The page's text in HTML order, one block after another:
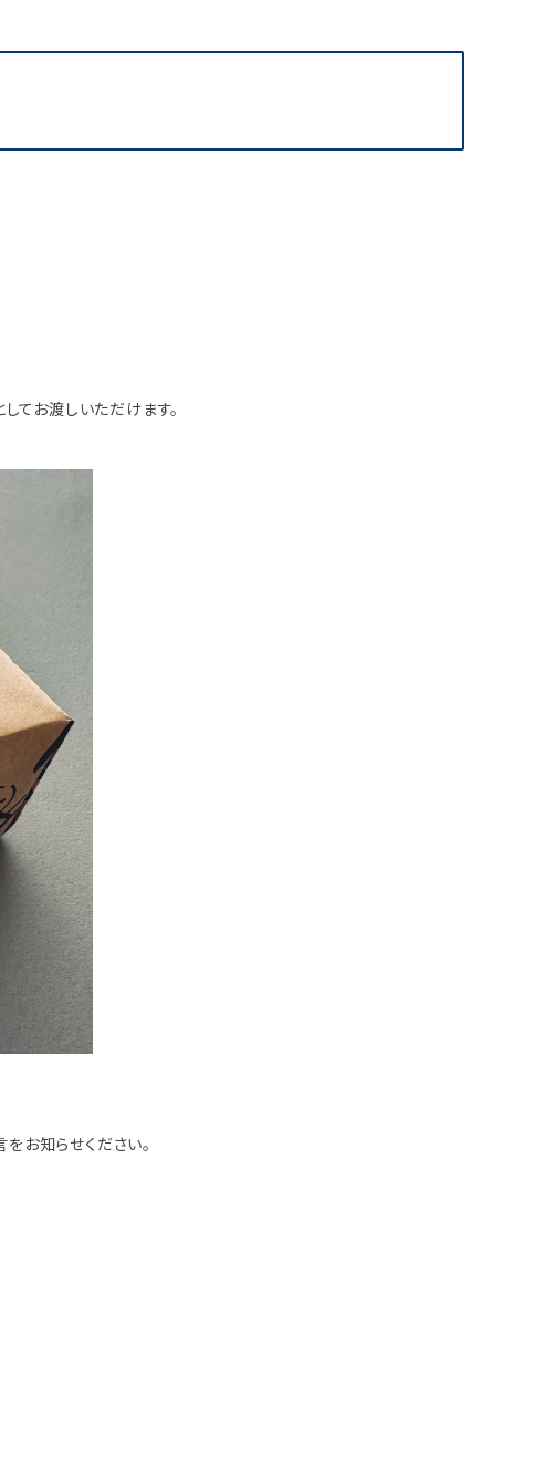
てお渡しいただけます。
お知らせください。